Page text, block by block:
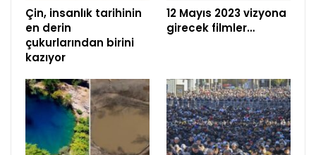
Çin, insanlık tarihinin
en derin
çukurlarından birini
kazıyor
12 Mayıs 2023 vizyona
girecek filmler…